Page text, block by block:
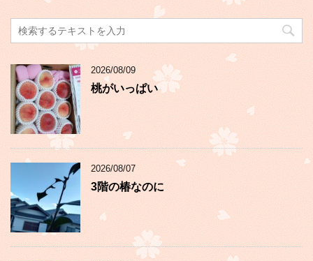
2026/08/09
桃がいっぱい
2026/08/07
3階の椿なのに